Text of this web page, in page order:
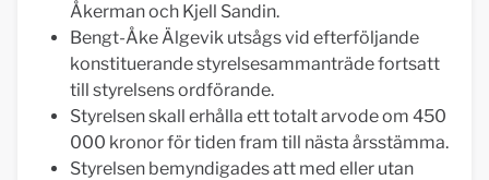
Åkerman och Kjell Sandin.
Bengt-Åke Älgevik utsågs vid efterföljande
konstituerande styrelsesammanträde fortsatt
till styrelsens ordförande.
Styrelsen skall erhålla ett totalt arvode om 450
000 kronor för tiden fram till nästa årsstämma.
Styrelsen bemyndigades att med eller utan